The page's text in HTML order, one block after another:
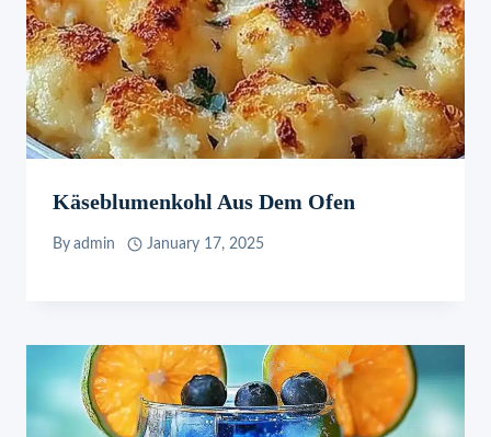
Käseblumenkohl Aus Dem Ofen
By admin January 17, 2025